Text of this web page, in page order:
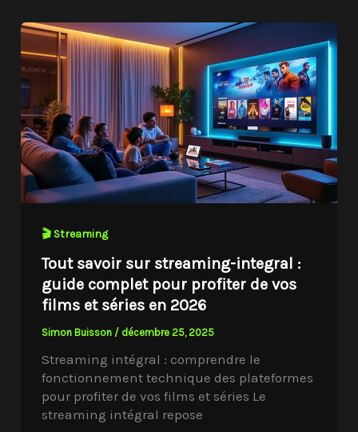
🎬 Streaming
Tout savoir sur streaming-integral :
guide complet pour profiter de vos
films et séries en 2026
Simon Buisson / décembre 25, 2025
Streaming intégral : comprendre le
fonctionnement technique des plateformes
pour profiter de vos films et séries Le
streaming intégral repose